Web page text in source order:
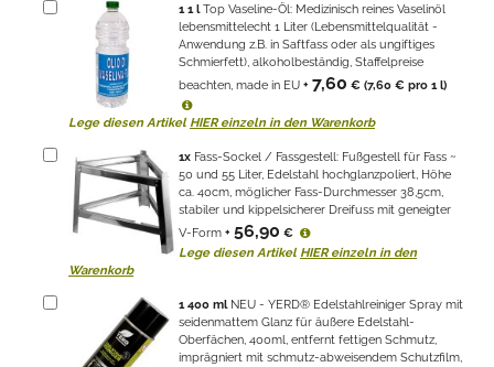
11 lTop Vaseline-Öl: Medizinisch reines Vaselinöl
lebensmittelecht 1 Liter (Lebensmittelqualität -
Anwendung z.B. in Saftfass oder als ungiftiges
Schmierfett), alkoholbeständig, Staffelpreise
beachten, made in EU + 7,60 € (7,60 € pro 1 l)
Lege diesen Artikel HIER einzeln in den Warenkorb
1x Fass-Sockel / Fassgestell: Fußgestell für Fass ~
50 und 55 Liter, Edelstahl hochglanzpoliert, Höhe
ca. 40cm, möglicher Fass-Durchmesser 38,5cm,
stabiler und kippelsicherer Dreifuss mit geneigter
V-Form + 56,90 €
Lege diesen Artikel HIER einzeln in den
Warenkorb
1400 ml NEU - YERD® Edelstahlreiniger Spray mit
seidenmattem Glanz für äußere Edelstahl-
Oberfächen, 400ml, entfernt fettigen Schmutz,
imprägniert mit schmutz-abweisendem Schutzfilm,